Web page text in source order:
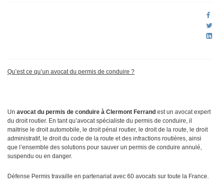
Qu’est ce qu’un avocat du permis de conduire ?
Un avocat du permis de conduire à Clermont Ferrand est un avocat expert
du droit routier. En tant qu’avocat spécialiste du permis de conduire, il
maitrise le droit automobile, le droit pénal routier, le droit de la route, le droit
administratif, le droit du code de la route et des infractions routières, ainsi
que l’ensemble des solutions pour sauver un permis de conduire annulé,
suspendu ou en danger.
Défense Permis travaille en partenariat avec 60 avocats sur toute la France.